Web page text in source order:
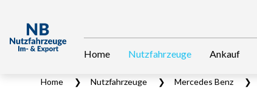
Home Nutzfahrzeuge Ankauf
Home Nutzfahrzeuge Mercedes Benz